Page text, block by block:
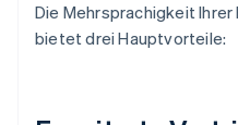
Die Mehrsprachigkeit
bietet drei Hauptvorteile: